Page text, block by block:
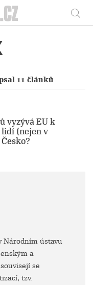
11 článků
vyzývá EU k
lidí (nejen v
Národním ústavu
a
se
tzv.